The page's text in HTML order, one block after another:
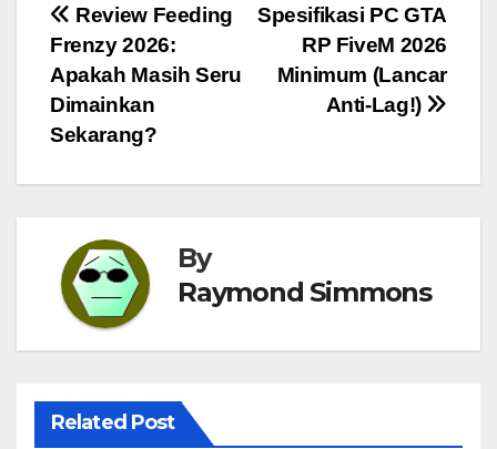
Navigasi
pos
Spesifikasi PC GTA
RP FiveM 2026
Minimum (Lancar
Anti-Lag!)
Review Feeding
Frenzy 2026:
Apakah Masih Seru
Dimainkan
Sekarang?
By
Raymond Simmons
Related Post